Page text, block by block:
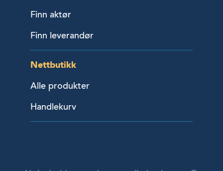
Finn aktør
Finn leverandør
Nettbutikk
Alle produkter
Handlekurv